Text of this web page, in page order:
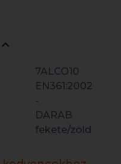
7ALCO10
EN361:2002
-
DARAB
fekete/zöld